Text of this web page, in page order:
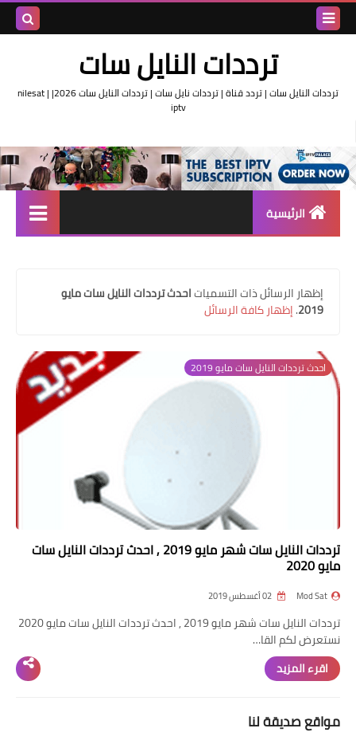
ترددات النايل سات
ترددات النايل سات | تردد قناة | ترددات نايل سات | ترددات النايل سات 2026| nilesat |
iptv
الرئيسية
اقوى ترددات النايل سات
nilesat
ترددات النايل سات
ترددات النايل سات
‏إظهار الرسائل ذات التسمياتاحدث ترددات النايل سات مايو
2019
.إظهار كافة الرسائل
احدث ترددات النايل سات مايو 2019
ترددات النايل سات شهر مايو 2019 , احدث ترددات النايل سات
مايو 2020
Mod Sat
ترددات النايل سات شهر مايو 2019 , احدث ترددات النايل سات مايو 2020
نستعرض لكم القا…
اقرء المزيد
مواقع صديقة لنا